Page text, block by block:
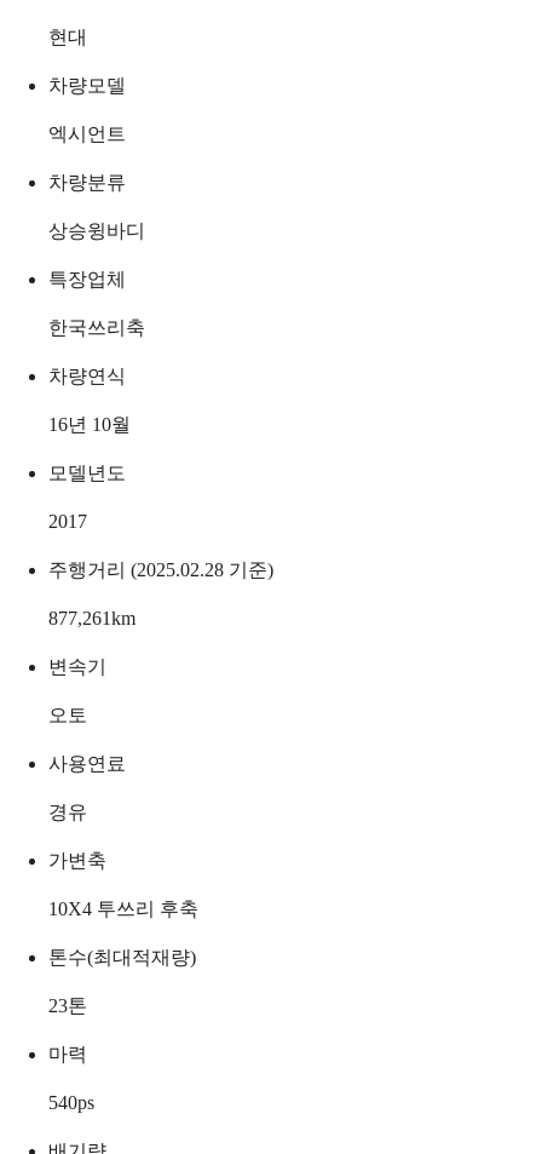
현대
차량모델
엑시언트
차량분류
상승윙바디
특장업체
한국쓰리축
차량연식
16년 10월
모델년도
2017
주행거리 (2025.02.28 기준)
877,261km
변속기
오토
사용연료
경유
가변축
10X4 투쓰리 후축
톤수(최대적재량)
23톤
마력
540ps